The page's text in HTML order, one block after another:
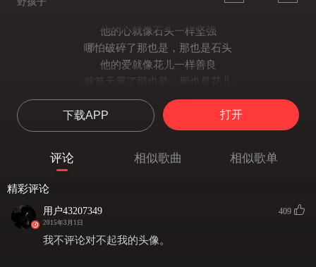
他的心就像石头一样坚强
哪怕破碎了那也是，那也是石头
他的爱就像花儿一样善良
就算天黑了那也是，那也是花儿
太阳在那阿尔的天空燃烧得太快
送行的人还没有到来
大风把那苦涩的汗水吹遍了田野
伏热 伏热 伏热 伏热
哪怕破碎了那也是，那也是石头
他的爱就像花儿一样善良
下载APP 打开
评论 相似歌曲 相似歌单
精彩评论
用户43207349
2015年3月1日
409
我不评论对不起我的头像。